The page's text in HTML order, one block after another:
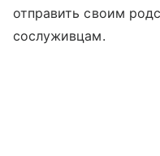
отправить своим
сослуживцам.